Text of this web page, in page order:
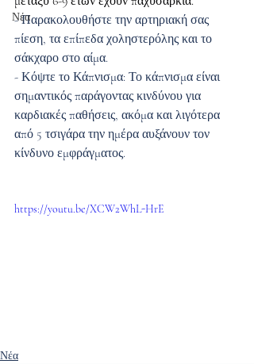
Νέα
- Παρακολουθήστε την αρτηριακή σας
πίεση, τα επίπεδα χοληστερόλης και το
σάκχαρο στο αίμα.
- Κόψτε το Κάπνισμα: Το κάπνισμα είναι
σημαντικός παράγοντας κινδύνου για
καρδιακές παθήσεις, ακόμα και λιγότερα
από 5 τσιγάρα την ημέρα αυξάνουν τον
κίνδυνο εμφράγματος.
https://youtu.be/XCW2WhL-HrE
Νέα